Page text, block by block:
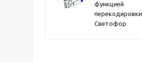
функцией
перекодировки
Светофор